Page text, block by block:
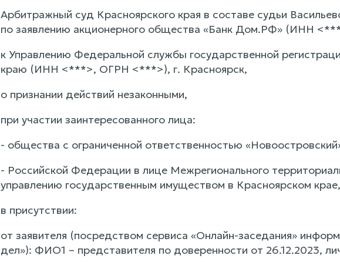
Арбитражный суд Красноярского края в составе судьи
по заявлению акционерного общества «Банк Дом.РФ» (ИНН
к Управлению Федеральной службы государственной
краю (ИНН <***>, ОГРН <***>), г. Красноярск,
о признании действий незаконными,
при участии заинтересованного лица:
- общества с ограниченной ответственностью
- Российской Федерации в лице Межрегионального
управлению государственным имуществом в Красноярском
в присутствии:
от заявителя (посредством сервиса «Онлайн-заседания»
дел»): ФИО1 – представителя по доверенности от 26.12.2023,